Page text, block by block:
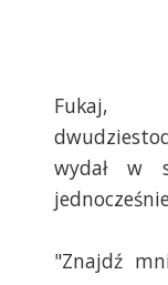
Fukaj,
wydał w
"Znajdź